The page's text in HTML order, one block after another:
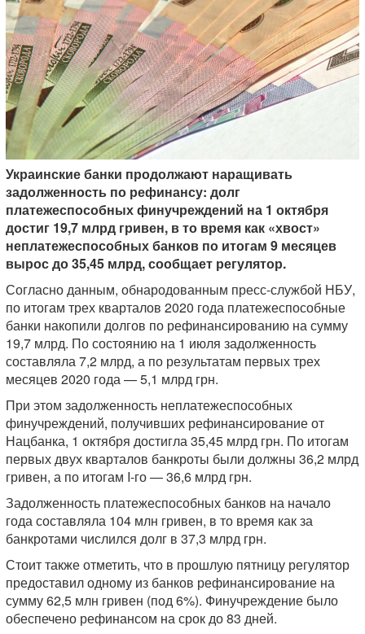
Украинские банки продолжают наращивать
задолженность по рефинансу: долг
платежеспособных финучреждений на 1 октября
достиг 19,7 млрд гривен, в то время как «хвост»
неплатежеспособных банков по итогам 9 месяцев
вырос до 35,45 млрд, сообщает регулятор.
Согласно данным, обнародованным пресс-службой НБУ,
по итогам трех кварталов 2020 года платежеспособные
банки накопили долгов по рефинансированию на сумму
19,7 млрд. По состоянию на 1 июля задолженность
составляла 7,2 млрд, а по результатам первых трех
месяцев 2020 года — 5,1 млрд грн.
При этом задолженность неплатежеспособных
финучреждений, получивших рефинансирование от
Нацбанка, 1 октября достигла 35,45 млрд грн. По итогам
первых двух кварталов банкроты были должны 36,2 млрд
гривен, а по итогам I-го — 36,6 млрд грн.
Задолженность платежеспособных банков на начало
года составляла 104 млн гривен, в то время как за
банкротами числился долг в 37,3 млрд грн.
Стоит также отметить, что в прошлую пятницу регулятор
предоставил одному из банков рефинансирование на
сумму 62,5 млн гривен (под 6%). Финучреждение было
обеспечено рефинансом на срок до 83 дней.